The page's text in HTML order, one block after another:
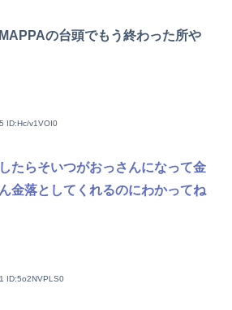
の台頭でもう終わった所や
ID:Hc/v1VOI0
たらそいつがおっさんになって金
金落としてくれるのにわかってね
ID:5o2NVPLS0